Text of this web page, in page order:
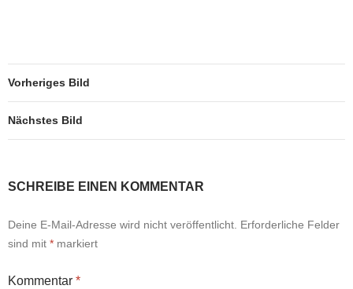
Vorheriges Bild
Nächstes Bild
SCHREIBE EINEN KOMMENTAR
Deine E-Mail-Adresse wird nicht veröffentlicht. Erforderliche Felder
sind mit * markiert
Kommentar *